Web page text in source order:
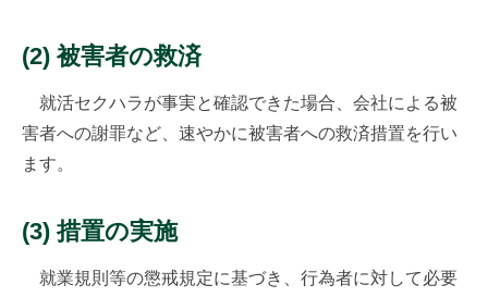
(2) 被害者の救済
就活セクハラが事実と確認できた場合、会社による被
害者への謝罪など、速やかに被害者への救済措置を行い
ます。
(3) 措置の実施
就業規則等の懲戒規定に基づき、行為者に対して必要